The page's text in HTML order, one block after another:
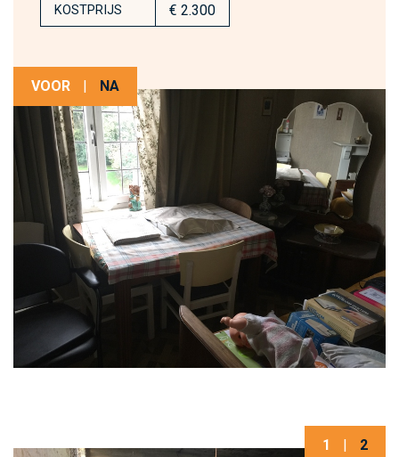
KOSTPRIJS € 2.300
VOOR | NA
1 2